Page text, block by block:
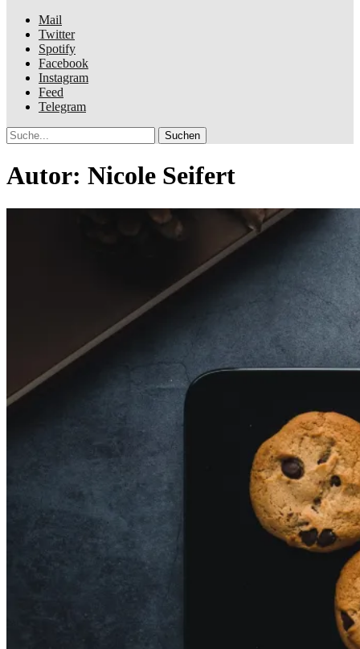
Mail
Twitter
Spotify
Facebook
Instagram
Feed
Telegram
Suche
Autor: Nicole Seifert